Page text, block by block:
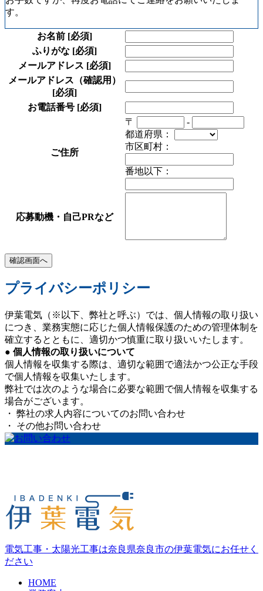
す。
お名前 [必須]
ふりがな [必須]
メールアドレス [必須]
メールアドレス（確認用）
[必須]
お電話番号 [必須]
ご住所
〒
-
都道府県：
市区町村：
番地以下：
応募動機・自己PRなど
プライバシーポリシー
伊葉電気（※以下、弊社と呼ぶ）では、個人情報の取り扱い
につき、業務実態に応じた個人情報保護のための管理体制を
確立するとともに、適切かつ慎重に取り扱いいたします。
● 個人情報の取り扱いについて
個人情報を収集する際は、適切な範囲で適法かつ公正な手段
で個人情報を収集いたします。
弊社では次のような場合に必要な範囲で個人情報を収集する
場合がございます。
・ 弊社の求人内容についてのお問い合わせ
・ その他お問い合わせ
電気工事・太陽光工事は奈良県奈良市の伊葉電気にお任せく
ださい
HOME